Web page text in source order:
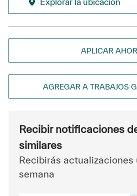
APLICAR
AGREGAR A TRABAJOS
Recibir notificaciones
similares
Recibirás actualizaciones
semana